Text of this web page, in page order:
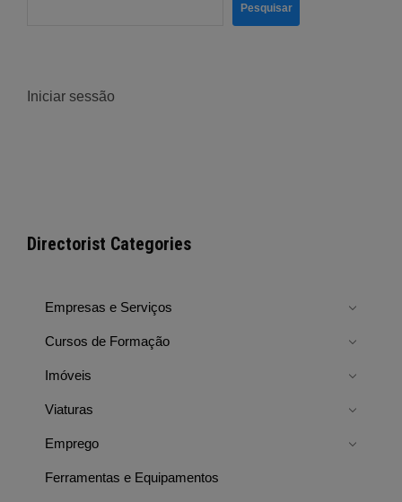
Pesquisar
Iniciar sessão
Directorist Categories
Empresas e Serviços
Cursos de Formação
Imóveis
Viaturas
Emprego
Ferramentas e Equipamentos